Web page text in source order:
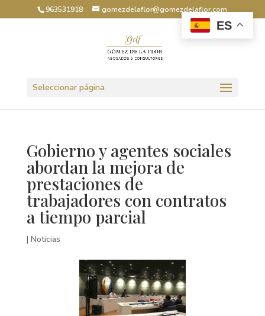
963531918 gomezdelaflor@gomezdelaflor.com
Seleccionar página
Gobierno y agentes sociales
abordan la mejora de
prestaciones de
trabajadores con contratos
a tiempo parcial
| Noticias
ES